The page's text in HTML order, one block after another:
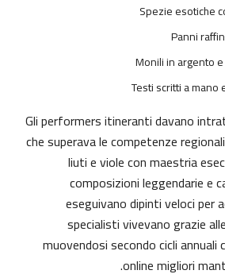
Spezie esotiche
Panni
Monili in argento
Testi scritti a
Gli performers itineranti davano
che superava le competenze
liuti e viole con maestria
composizioni leggendarie e
eseguivano dipinti veloci per
specialisti vivevano grazie
muovendosi secondo cicli
online migliori